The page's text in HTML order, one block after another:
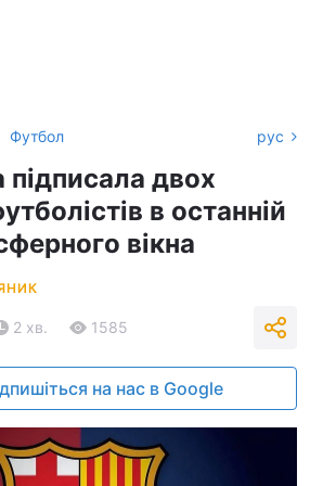
Футбол рус
підписала двох
в останній
вікна
2 хв. 1585
на нас в Google